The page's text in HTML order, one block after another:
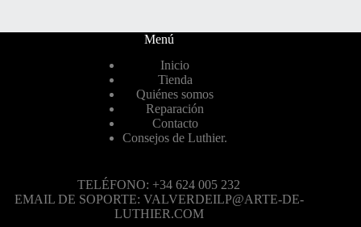
Menú
Inicio
Tienda
Quiénes somos
Reparación
Contacto
Consejos de Luthier.
TELÉFONO: +34 624 005 232
EMAIL DE SOPORTE: VALVERDEILP@ARTE-DE-
LUTHIER.COM